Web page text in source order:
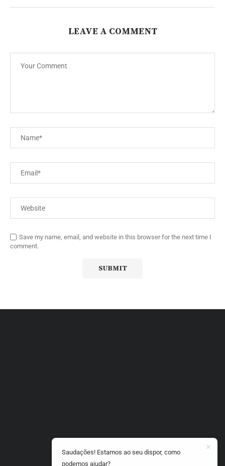
LEAVE A COMMENT
Save my name, email, and website in this browser for the next time I
comment.
Saudações! Estamos ao seu dispor, como
podemos ajudar?